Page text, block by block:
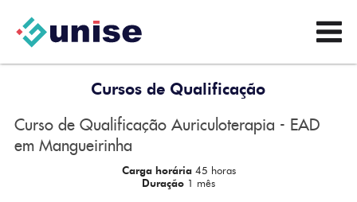
Cursos de Qualificação
Curso de Qualificação Auriculoterapia - EAD
em Mangueirinha
Carga horária 45 horas
Duração 1 mês